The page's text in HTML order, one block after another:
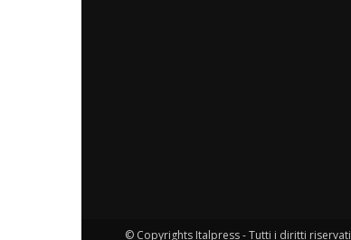
© Copyrights Italpress - Tutti i diritti riservati